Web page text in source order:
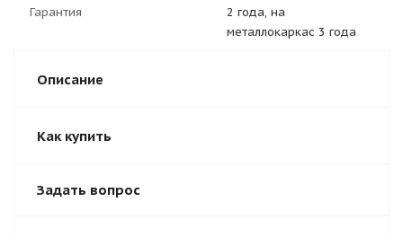
Гарантия
2 года, на
металлокаркас 3 года
Описание
Как купить
Задать вопрос